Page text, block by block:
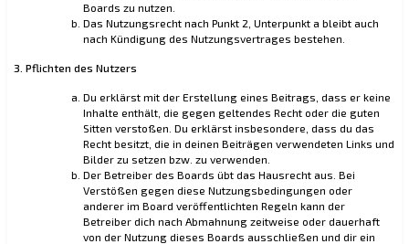
Boards zu nutzen.
Das Nutzungsrecht nach Punkt 2, Unterpunkt a bleibt auch
nach Kündigung des Nutzungsvertrages bestehen.
3. Pflichten des Nutzers
Du erklärst mit der Erstellung eines Beitrags, dass er keine
Inhalte enthält, die gegen geltendes Recht oder die guten
Sitten verstoßen. Du erklärst insbesondere, dass du das
Recht besitzt, die in deinen Beiträgen verwendeten Links und
Bilder zu setzen bzw. zu verwenden.
Der Betreiber des Boards übt das Hausrecht aus. Bei
Verstößen gegen diese Nutzungsbedingungen oder
anderer im Board veröffentlichten Regeln kann der
Betreiber dich nach Abmahnung zeitweise oder dauerhaft
von der Nutzung dieses Boards ausschließen und dir ein